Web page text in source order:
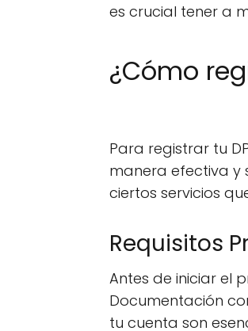
es crucial tener a
¿Cómo
Para registrar tu
manera efectiva y
ciertos servicios
Requisitos
Antes de iniciar el
Documentación
tu cuenta son